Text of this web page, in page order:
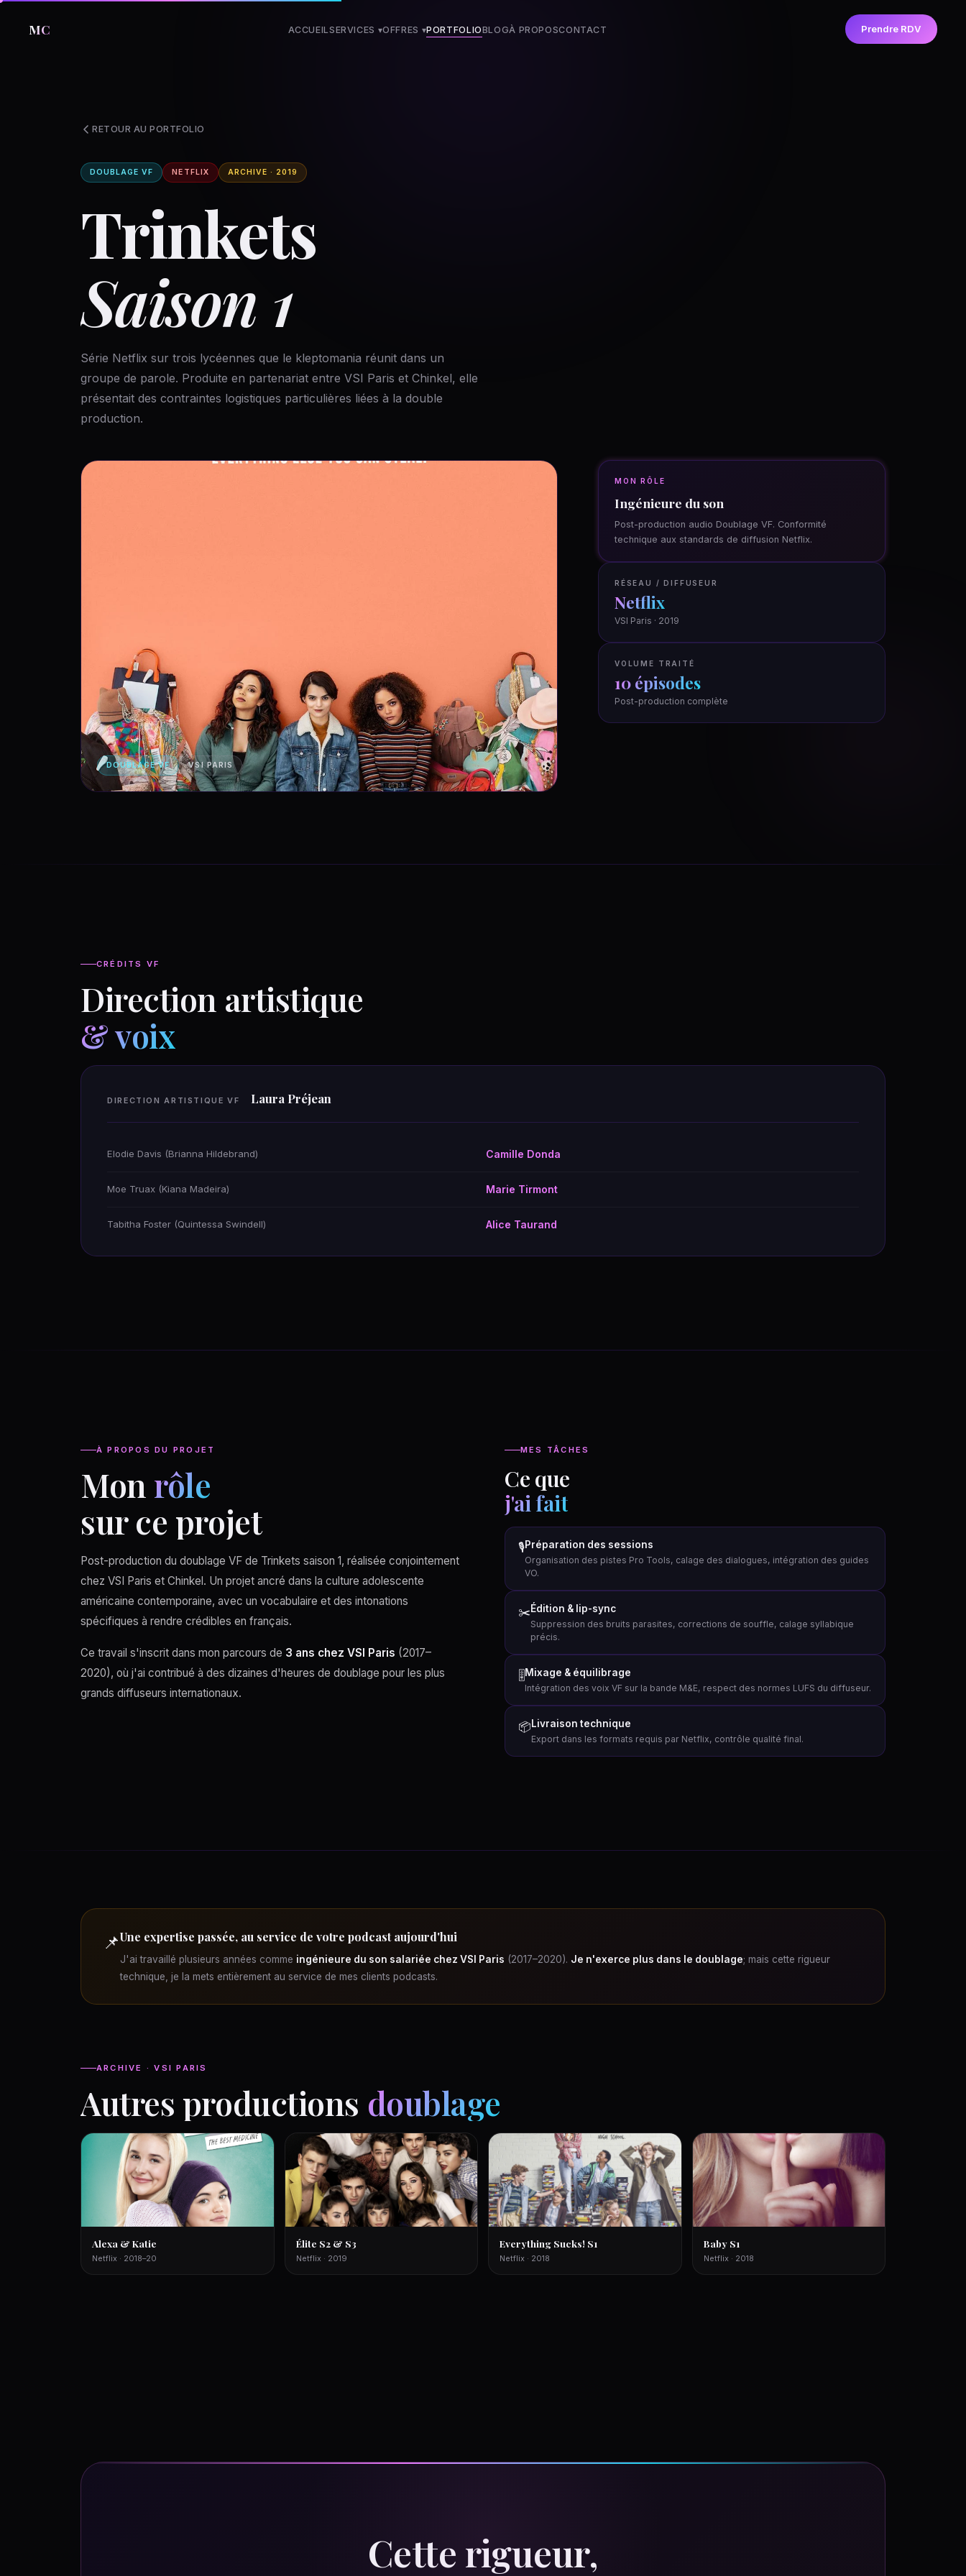
MC ACCUEILSERVICES ▾OFFRES ▾PORTFOLIOBLOGÀ PROPOSCONTACT Prendre RDV
RETOUR AU PORTFOLIO
DOUBLAGE VF NETFLIX ARCHIVE · 2019
Trinkets
Saison 1
Série Netflix sur trois lycéennes que le kleptomania réunit dans un
groupe de parole. Produite en partenariat entre VSI Paris et Chinkel, elle
présentait des contraintes logistiques particulières liées à la double
production.
DOUBLAGE VF VSI PARIS
MON RÔLE
Ingénieure du son
Post-production audio Doublage VF. Conformité
technique aux standards de diffusion Netflix.
RÉSEAU / DIFFUSEUR
Netflix
VSI Paris · 2019
VOLUME TRAITÉ
10 épisodes
Post-production complète
CRÉDITS VF
Direction artistique
& voix
DIRECTION ARTISTIQUE VF Laura Préjean
Elodie Davis (Brianna Hildebrand) Camille Donda
Moe Truax (Kiana Madeira) Marie Tirmont
Tabitha Foster (Quintessa Swindell) Alice Taurand
À PROPOS DU PROJET
Mon rôle
sur ce projet
Post-production du doublage VF de Trinkets saison 1, réalisée conjointement
chez VSI Paris et Chinkel. Un projet ancré dans la culture adolescente
américaine contemporaine, avec un vocabulaire et des intonations
spécifiques à rendre crédibles en français.
Ce travail s'inscrit dans mon parcours de 3 ans chez VSI Paris (2017–
2020), où j'ai contribué à des dizaines d'heures de doublage pour les plus
grands diffuseurs internationaux.
MES TÂCHES
Ce que
j'ai fait
🎙Préparation des sessions
Organisation des pistes Pro Tools, calage des dialogues, intégration des guides
VO.
✂️Édition & lip-sync
Suppression des bruits parasites, corrections de souffle, calage syllabique
précis.
🎚 Mixage & équilibrage
Intégration des voix VF sur la bande M&E, respect des normes LUFS du diffuseur.
📦Livraison technique
Export dans les formats requis par Netflix, contrôle qualité final.
📌Une expertise passée, au service de votre podcast aujourd'hui
J'ai travaillé plusieurs années comme ingénieure du son salariée chez VSI Paris (2017–2020). Je n'exerce plus dans le doublage; mais cette rigueur
technique, je la mets entièrement au service de mes clients podcasts.
ARCHIVE · VSI PARIS
Autres productions doublage
Alexa & Katie
Netflix · 2018–20
Élite S2 & S3
Netflix · 2019
Everything Sucks! S1
Netflix · 2018
Baby S1
Netflix · 2018
Cette rigueur,